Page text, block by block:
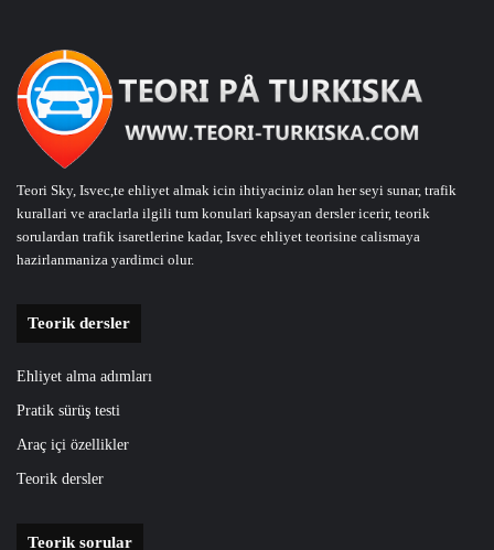
Teori Sky, Isvec,te ehliyet almak icin ihtiyaciniz olan her seyi sunar, trafik
kurallari ve araclarla ilgili tum konulari kapsayan dersler icerir, teorik
sorulardan trafik isaretlerine kadar, Isvec ehliyet teorisine calismaya
hazirlanmaniza yardimci olur.
Teorik dersler
Ehliyet alma adımları
Pratik sürüş testi
Araç içi özellikler
Teorik dersler
Teorik sorular